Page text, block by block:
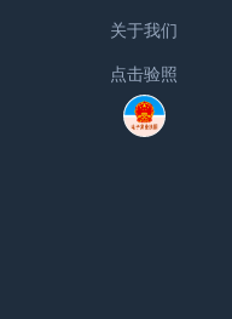
关于我们
点击验照